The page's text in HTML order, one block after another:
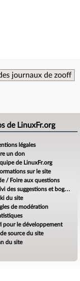
journaux de zooff
de LinuxFr.org
légales
un don
de LinuxFr.org
sur le site
/ Foire aux questions
des suggestions et bogues
du site
de modération
pour le développement
source du site
du site